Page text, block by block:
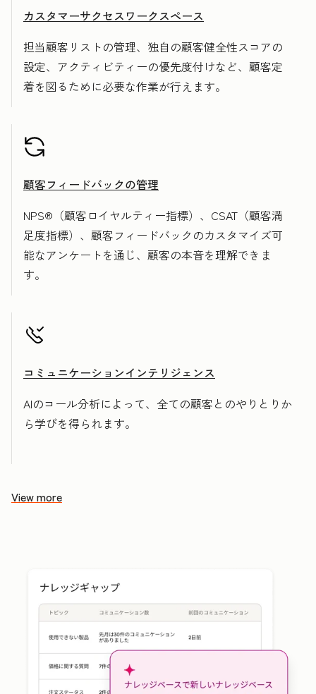
カスタマーサクセスワークスペース
担当顧客リストの管理、独自の顧客健全性スコアの
設定、アクティビティーの優先度付けなど、顧客定
着を図るために必要な作業が行えます。
顧客フィードバックの管理
NPS®（顧客ロイヤルティー指標）、CSAT（顧客満
足度指標）、顧客フィードバックのカスタマイズ可
能なアンケートを通じ、顧客の本音を理解できま
す。
コミュニケーションインテリジェンス
AIのコール分析によって、全ての顧客とのやりとりか
ら学びを得られます。
View more